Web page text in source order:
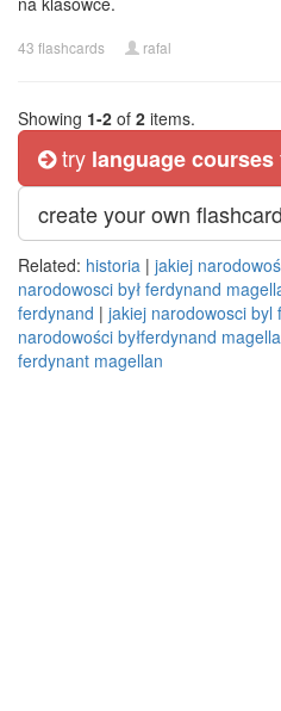
43 flashcards rafal
Showing 1-2 of 2 items.
try language courses
create your own
Related: historia | jakiej
narodowosci był ferdynand
ferdynand | jakiej narodowosci byl
narodowości byłferdynand
ferdynant magellan